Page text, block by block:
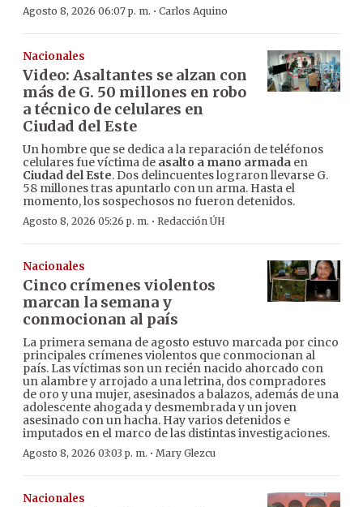
Agosto 8, 2026 06:07 p. m. · Carlos Aquino
Nacionales
Video: Asaltantes se alzan con
más de G. 50 millones en robo
a técnico de celulares en
Ciudad del Este
Un hombre que se dedica a la reparación de teléfonos
celulares fue víctima de asalto a mano armada en
Ciudad del Este. Dos delincuentes lograron llevarse G.
58 millones tras apuntarlo con un arma. Hasta el
momento, los sospechosos no fueron detenidos.
Agosto 8, 2026 05:26 p. m. · Redacción ÚH
Nacionales
Cinco crímenes violentos
marcan la semana y
conmocionan al país
La primera semana de agosto estuvo marcada por cinco
principales crímenes violentos que conmocionan al
país. Las víctimas son un recién nacido ahorcado con
un alambre y arrojado a una letrina, dos compradores
de oro y una mujer, asesinados a balazos, además de una
adolescente ahogada y desmembrada y un joven
asesinado con un hacha. Hay varios detenidos e
imputados en el marco de las distintas investigaciones.
Agosto 8, 2026 03:03 p. m. · Mary Glezcu
Nacionales